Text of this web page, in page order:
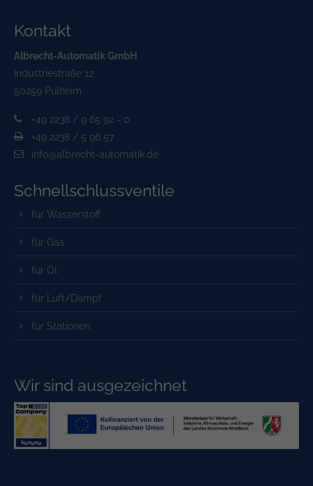
Kontakt
Albrecht-Automatik GmbH
Industriestraße 12
50259 Pulheim
+49 2238 / 9 65 92 - 0
+49 2238 / 5 96 57
info@albrecht-automatik.de
Schnell­schluss­ventile
für Wasserstoff
für Gas
für Öl
für Luft/Dampf
für Stationen
Wir sind ausgezeichnet